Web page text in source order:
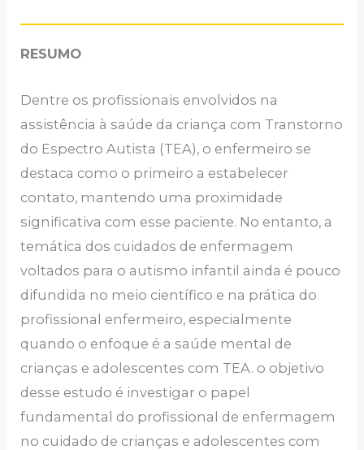
RESUMO
Dentre os profissionais envolvidos na
assistência à saúde da criança com Transtorno
do Espectro Autista (TEA), o enfermeiro se
destaca como o primeiro a estabelecer
contato, mantendo uma proximidade
significativa com esse paciente. No entanto, a
temática dos cuidados de enfermagem
voltados para o autismo infantil ainda é pouco
difundida no meio científico e na prática do
profissional enfermeiro, especialmente
quando o enfoque é a saúde mental de
crianças e adolescentes com TEA. o objetivo
desse estudo é investigar o papel
fundamental do profissional de enfermagem
no cuidado de crianças e adolescentes com